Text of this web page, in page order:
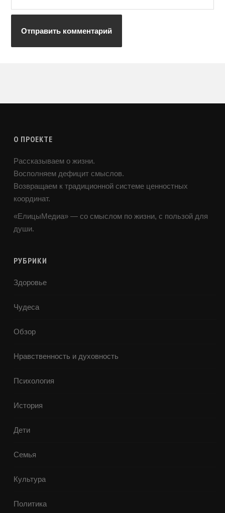
О ПРОЕКТЕ
Рассказываем о жизни.
Восполняем дефицит смыслов.
Возвращаем к традиционной системе ценностных
координат.
«ЕлицыМедиа» — со смыслом по жизни, с пользой для
души.
РУБРИКИ
Здоровье
Чудеса
Обзор
Нравственность и духовность
Психология
История
Дети
Семья
Культура
Политика